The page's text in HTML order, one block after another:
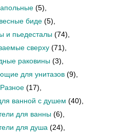
(5)
биде (5)
и пьедесталы (74)
сверху (71)
раковины (3)
для унитазов (9)
Разное (17)
ванной с душем (40)
для ванны (6)
для душа (24)